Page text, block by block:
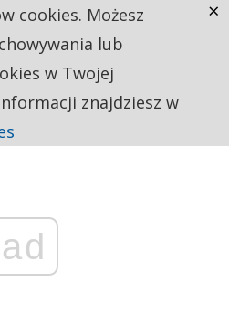
ad
cookies. Możesz
lub
w Twojej
znajdziesz w
×